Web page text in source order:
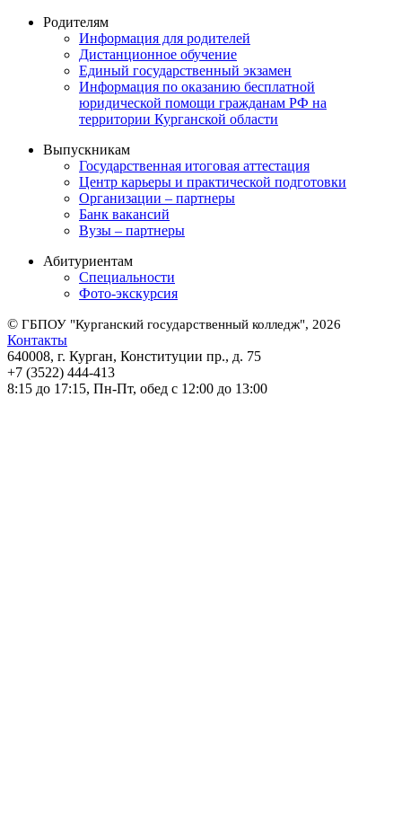
Родителям
Информация для родителей
Дистанционное обучение
Единый государственный экзамен
Информация по оказанию бесплатной
юридической помощи гражданам РФ на
территории Курганской области
Выпускникам
Государственная итоговая аттестация
Центр карьеры и практической подготовки
Организации – партнеры
Банк вакансий
Вузы – партнеры
Абитуриентам
Специальности
Фото-экскурсия
© ГБПОУ "Курганский государственный колледж", 2026
Контакты
640008, г. Курган, Конституции пр., д. 75
+7 (3522) 444-413
8:15 до 17:15, Пн-Пт, обед с 12:00 до 13:00